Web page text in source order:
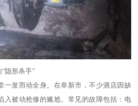
隐形杀手”
一发而动全身。在阜新市，不少酒店因缺
入被动抢修的尴尬。常见的故障包括：电